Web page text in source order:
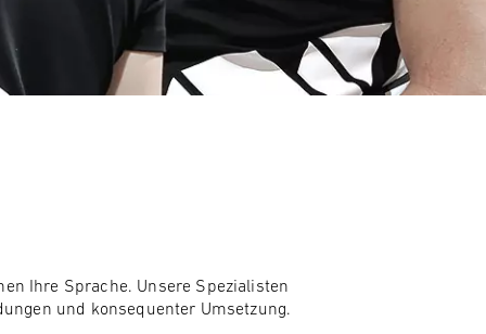
Ihre Sprache. Unsere Spezialisten
und konsequenter Umsetzung.